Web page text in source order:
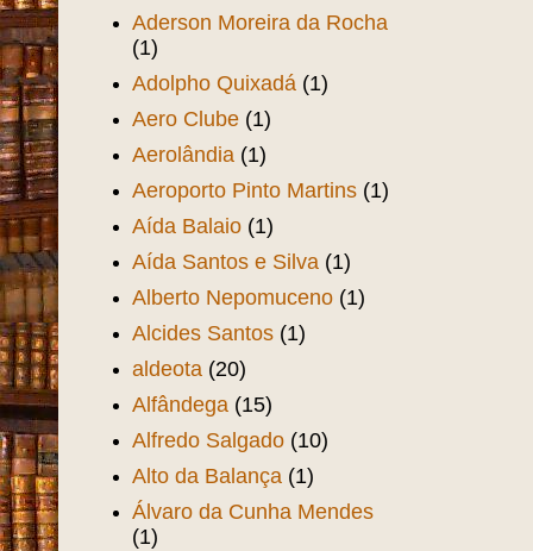
Aderson Moreira da Rocha
(1)
Adolpho Quixadá (1)
Aero Clube (1)
Aerolândia (1)
Aeroporto Pinto Martins (1)
Aída Balaio (1)
Aída Santos e Silva (1)
Alberto Nepomuceno (1)
Alcides Santos (1)
aldeota (20)
Alfândega (15)
Alfredo Salgado (10)
Alto da Balança (1)
Álvaro da Cunha Mendes
(1)